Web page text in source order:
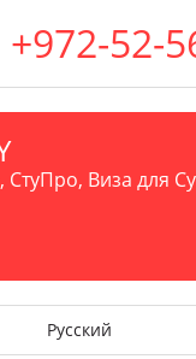
+972-52-
Виза для
Русский